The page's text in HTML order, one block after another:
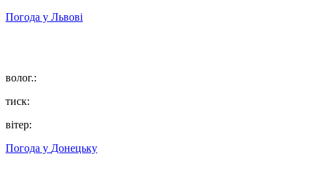
Погода у Львові
волог.:
тиск:
вітер:
Погода у Донецьку